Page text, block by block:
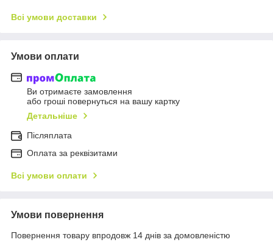
Всі умови доставки
Умови оплати
Ви отримаєте замовлення
або гроші повернуться на вашу картку
Детальніше
Післяплата
Оплата за реквізитами
Всі умови оплати
Умови повернення
Повернення товару впродовж 14 днів за домовленістю